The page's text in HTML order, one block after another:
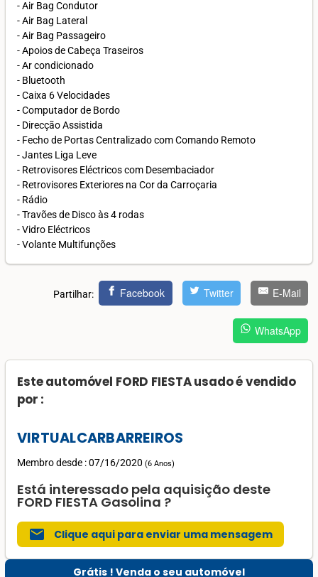
- Air Bag Condutor
- Air Bag Lateral
- Air Bag Passageiro
- Apoios de Cabeça Traseiros
- Ar condicionado
- Bluetooth
- Caixa 6 Velocidades
- Computador de Bordo
- Direcção Assistida
- Fecho de Portas Centralizado com Comando Remoto
- Jantes Liga Leve
- Retrovisores Eléctricos com Desembaciador
- Retrovisores Exteriores na Cor da Carroçaria
- Rádio
- Travões de Disco às 4 rodas
- Vidro Eléctricos
- Volante Multifunções
Partilhar: Facebook Twitter E-Mail
WhatsApp
Este automóvel FORD FIESTA usado é vendido
por :
VIRTUALCARBARREIROS
Membro desde : 07/16/2020 (6 Anos)
Está interessado pela aquisição deste
FORD FIESTA Gasolina ?
mail Clique aqui para enviar uma mensagem
Grátis ! Venda o seu automóvel